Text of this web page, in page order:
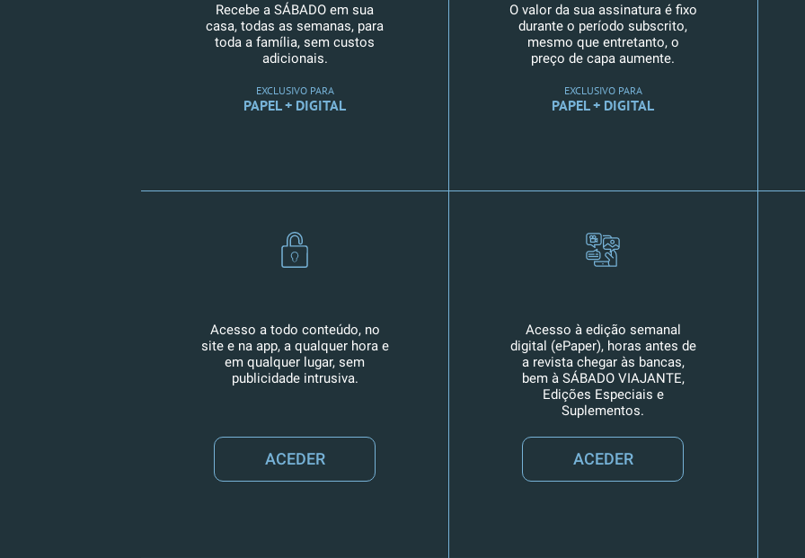
Recebe a SÁBADO em sua
casa, todas as semanas, para
toda a família, sem custos
adicionais.
EXCLUSIVO PARA
PAPEL + DIGITAL
O valor da sua assinatura é fixo
durante o período subscrito,
mesmo que entretanto, o
preço de capa aumente.
EXCLUSIVO PARA
PAPEL + DIGITAL
Acesso a todo conteúdo, no
site e na app, a qualquer hora e
em qualquer lugar, sem
publicidade intrusiva.
ACEDER
Acesso à edição semanal
digital (ePaper), horas antes de
a revista chegar às bancas,
bem à SÁBADO VIAJANTE,
Edições Especiais e
Suplementos.
ACEDER